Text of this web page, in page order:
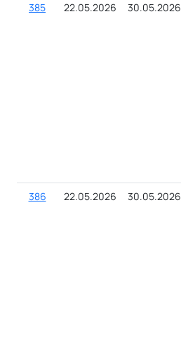
385 22.05.2026 30.05.2026
386 22.05.2026 30.05.2026